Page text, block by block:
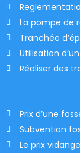
La pompe de
Tranchée
Utilisation
Réaliser des
Prix d’une
Subvention
Le prix